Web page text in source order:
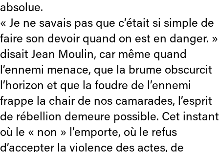
absolue.
« Je ne savais pas que c’était si simple de
faire son devoir quand on est en danger. »
disait Jean Moulin, car même quand
l’ennemi menace, que la brume obscurcit
l’horizon et que la foudre de l’ennemi
frappe la chair de nos camarades, l’esprit
de rébellion demeure possible. Cet instant
où le « non » l’emporte, où le refus
d’accepter la violence des actes, de